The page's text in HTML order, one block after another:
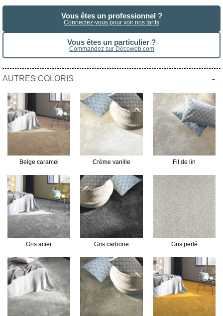
Vous êtes un professionnel ?
Connectez-vous pour voir nos tarifs
Vous êtes un particulier ?
Commandez sur Décoweb.com
AUTRES COLORIS -
Beige caramel Crème vanille Fil de lin
Gris acier Gris carbone Gris perlé